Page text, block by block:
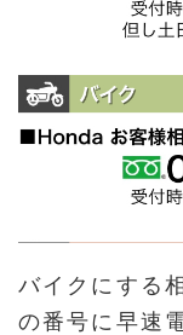
バイクにす
の番号に早速